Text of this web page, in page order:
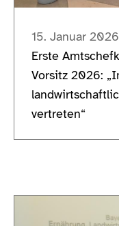
15. Januar 2026
Erste
Vorsitz 2026:
vertreten“